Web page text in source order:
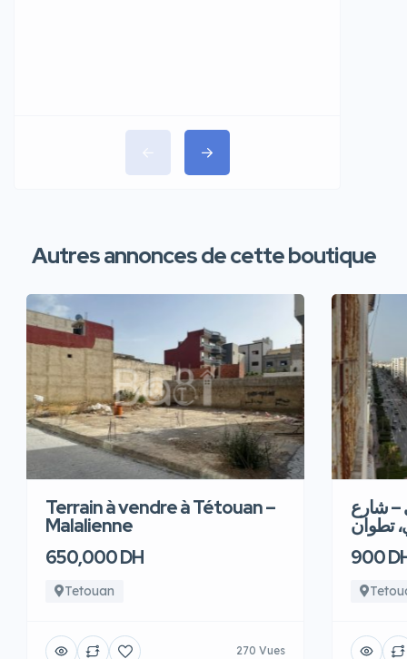
Autres annonces de cette boutique
Terrain à vendre à Tétouan –
Malalienne
650,000 DH
Tetouan
270 Vues
– شارع
تطوان
900